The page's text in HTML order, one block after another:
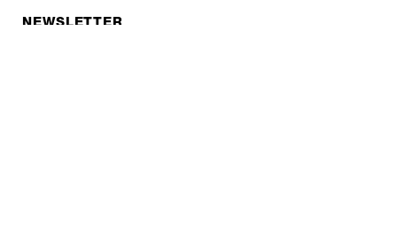
NEWSLETTER